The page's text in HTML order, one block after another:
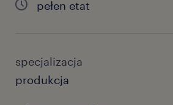
pełen etat
specjalizacja
produkcja